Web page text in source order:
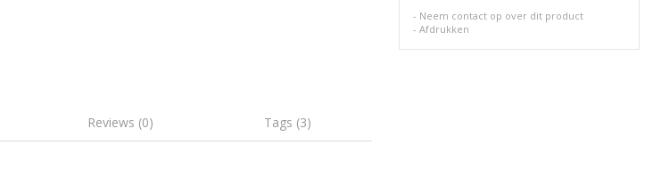
Reviews (0) Tags (3)
- Neem contact op over dit product
-Afdrukken